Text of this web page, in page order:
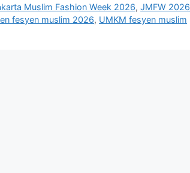
Muslim Fashion Week 2026,JMFW 2026
fesyen muslim 2026, UMKM fesyen muslim